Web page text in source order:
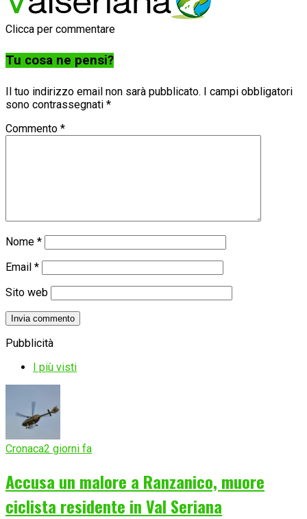
Clicca per commentare
Tu cosa ne pensi?
Il tuo indirizzo email non sarà pubblicato. I campi obbligatori
sono contrassegnati *
Commento *
Nome *
Email *
Sito web
Pubblicità
I più visti
Cronaca2 giorni fa
Accusa un malore a Ranzanico, muore
ciclista residente in Val Seriana